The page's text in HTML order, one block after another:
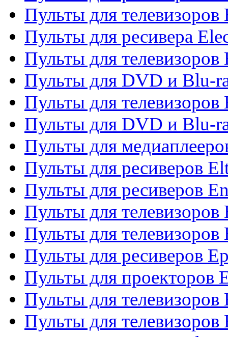
Пульты для телевизоров
Пульты для ресивера
Пульты для телевизоров
Пульты для DVD и Blu-
Пульты для телевизоров
Пульты для DVD и Blu-
Пульты для
Пульты для ресиверов
Пульты для ресиверов
Пульты для телевизоров
Пульты для телевизоров
Пульты для ресиверов
Пульты для проекторов
Пульты для телевизоров
Пульты для телевизоров